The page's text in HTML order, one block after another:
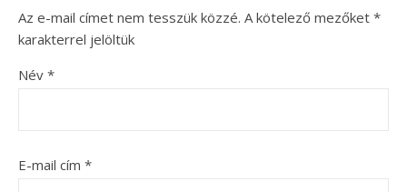
Az e-mail címet nem tesszük közzé. A kötelező mezőket *
karakterrel jelöltük
Név *
E-mail cím *